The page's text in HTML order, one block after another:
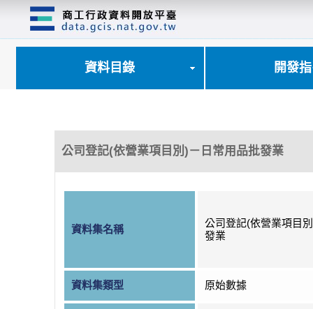
資料目錄 開發
公司登記(依營業項目別)－日常用品批發業
資料集名稱
公司登記(依營業項目
發業
資料集類型 原始數據